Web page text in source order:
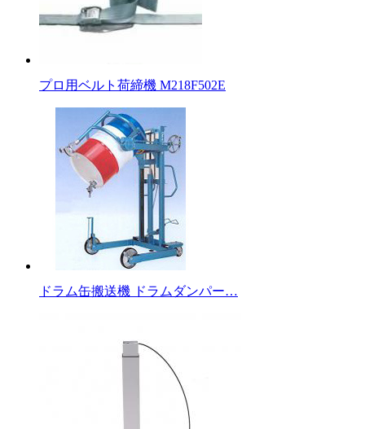
プロ用ベルト荷締機 M218F502E
ドラム缶搬送機 ドラムダンパー…